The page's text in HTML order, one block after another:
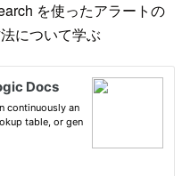
を使ったアラートの
について学ぶ